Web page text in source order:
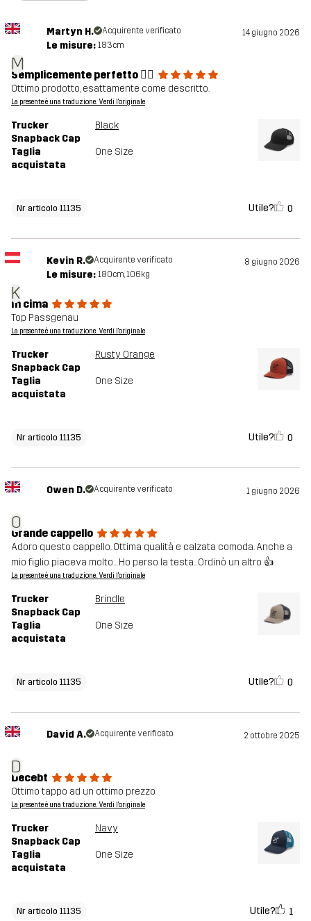
M
Martyn H. Acquirente verificato 14 giugno 2026
Le misure: 183cm
Semplicemente perfetto 👍🏼
Ottimo prodotto, esattamente come descritto.
La presente è una traduzione. Verdi l'originale
Trucker
Snapback Cap
Black
Taglia
acquistata
One Size
Nr articolo 11135 Utile? 0
K
Kevin R. Acquirente verificato 8 giugno 2026
Le misure: 180cm, 106kg
In cima
Top Passgenau
La presente è una traduzione. Verdi l'originale
Trucker
Snapback Cap
Rusty Orange
Taglia
acquistata
One Size
Nr articolo 11135 Utile? 0
O
Owen D. Acquirente verificato 1 giugno 2026
Grande cappello
Adoro questo cappello. Ottima qualità e calzata comoda. Anche a
mio figlio piaceva molto... Ho perso la testa.. Ordinò un altro 👍
La presente è una traduzione. Verdi l'originale
Trucker
Snapback Cap
Brindle
Taglia
acquistata
One Size
Nr articolo 11135 Utile? 0
D
David A. Acquirente verificato 2 ottobre 2025
Decebt
Ottimo tappo ad un ottimo prezzo
La presente è una traduzione. Verdi l'originale
Trucker
Snapback Cap
Navy
Taglia
acquistata
One Size
Nr articolo 11135 Utile? 1